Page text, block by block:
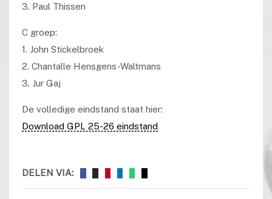
3. Paul Thissen
C groep:
1. John Stickelbroek
2. Chantalle Hensgens-Waltmans
3. Jur Gaj
De volledige eindstand staat hier:
Download GPL 25-26 eindstand
DELEN VIA: